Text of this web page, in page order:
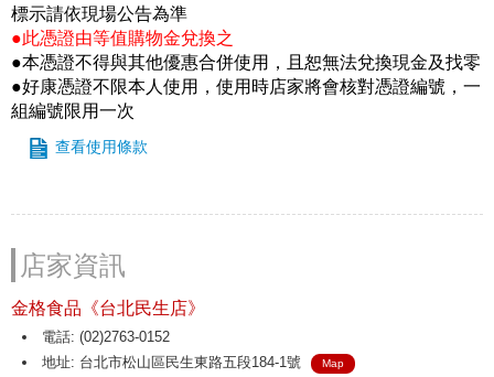
標示請依現場公告為準
●此憑證由等值購物金兌換之
●本憑證不得與其他優惠合併使用，且恕無法兌換現金及找零
●好康憑證不限本人使用，使用時店家將會核對憑證編號，一
組編號限用一次
查看使用條款
店家資訊
金格食品《台北民生店》
電話: (02)2763-0152
地址: 台北市松山區民生東路五段184-1號
Map